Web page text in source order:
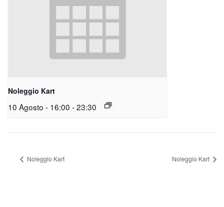
Noleggio Kart
10 Agosto - 16:00 -23:30
Noleggio Kart Noleggio Kart